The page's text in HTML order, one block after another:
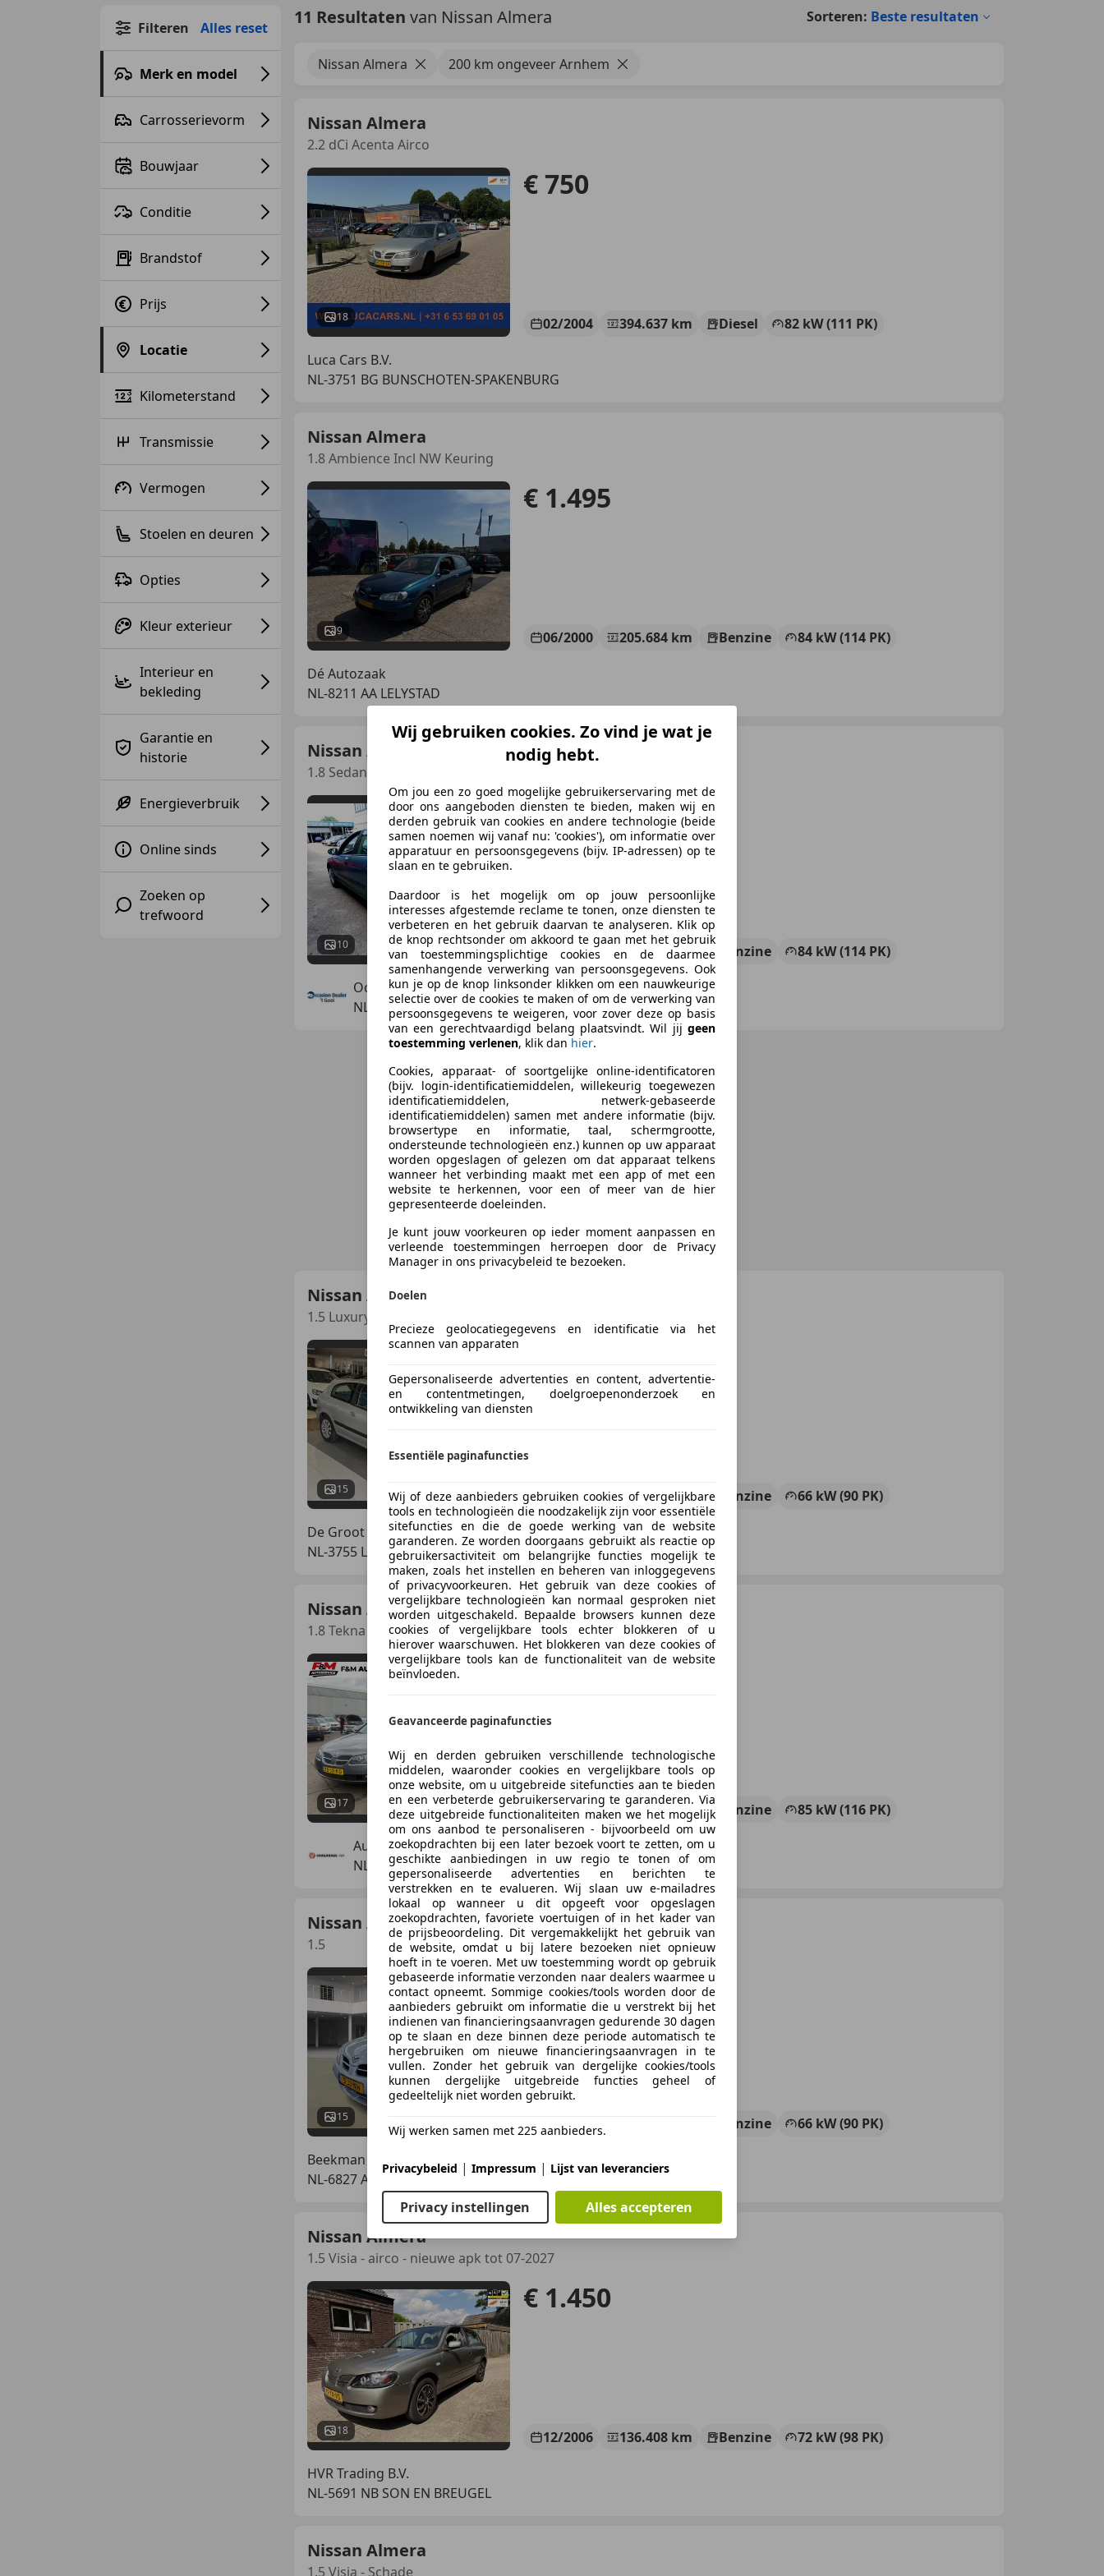
Filteren Alles reset
Merk en model
Carrosserievorm
Bouwjaar
Conditie
Brandstof
Prijs
Locatie
Kilometerstand
Transmissie
Vermogen
Stoelen en deuren
Opties
Kleur exterieur
Interieur en
bekleding
Garantie en
historie
Energieverbruik
Online sinds
Zoeken op
trefwoord
11 Resultaten van Nissan Almera Sorteren: Beste resultaten
Nissan Almera 200 km ongeveer Arnhem
Nissan Almera
2.2 dCi Acenta Airco
18
€ 750
02/2004 394.637 km Diesel
82 kW (111 PK)
Luca Cars B.V.
NL-3751 BG BUNSCHOTEN-SPAKENBURG
Nissan Almera
1.8 Ambience Incl NW Keuring
9
€ 1.495
06/2000 205.684 km Benzine
84 kW (114 PK)
Dé Autozaak
NL-8211 AA LELYSTAD
Nissan Almera
1.8 Sedan Automaat Airco EXPORT ZO MEENEMEN
10
€ 1.695
09/2001 225.996 km Benzine
84 kW (114 PK)
Occasiondealer 't Gooi
NL-1241 CW KORTENHOEF
Nissan Almera
1.5 Luxury Airco, Trekhaak, Stuurbekrachtiging
15 05/2000 263.264 km Benzine
66 kW (90 PK)
De Groot Exceptional Motor Cars B.V.
NL-3755 LC EEMNES
Nissan Almera
1.8 Tekna Airco, radio, trekhaak
17
€ 1.950
10/2002 244.226 km Benzine
85 kW (116 PK)
Autoservice Vakgarage F.M. Auto's
NL-2391 PZ HAZERSWOUDE-DORP
Nissan Almera
1.5
15
€ 1.500
05/2002 Benzine
66 kW (90 PK)
Beekman Auto's
NL-6827 AT ARNHEM
Nissan Almera
1.5 Visia - airco - nieuwe apk tot 07-2027
18
€ 1.450
12/2006 136.408 km Benzine
72 kW (98 PK)
HVR Trading B.V.
NL-5691 NB SON EN BREUGEL
Nissan Almera
1.5 Visia - Schade
Wij gebruiken cookies. Zo vind je wat je
nodig hebt.
Om jou een zo goed mogelijke gebruikerservaring met de
door ons aangeboden diensten te bieden, maken wij en
derden gebruik van cookies en andere technologie (beide
samen noemen wij vanaf nu: 'cookies'), om informatie over
apparatuur en persoonsgegevens (bijv. IP-adressen) op te
slaan en te gebruiken.
Daardoor is het mogelijk om op jouw persoonlijke
interesses afgestemde reclame te tonen, onze diensten te
verbeteren en het gebruik daarvan te analyseren. Klik op
de knop rechtsonder om akkoord te gaan met het gebruik
van toestemmingsplichtige cookies en de daarmee
samenhangende verwerking van persoonsgegevens. Ook
kun je op de knop linksonder klikken om een nauwkeurige
selectie over de cookies te maken of om de verwerking van
persoonsgegevens te weigeren, voor zover deze op basis
van een gerechtvaardigd belang plaatsvindt. Wil jij geen
toestemming verlenen, klik dan hier.
Cookies, apparaat- of soortgelijke online-identificatoren
(bijv. login-identificatiemiddelen, willekeurig toegewezen
identificatiemiddelen, netwerk-gebaseerde
identificatiemiddelen) samen met andere informatie (bijv.
browsertype en informatie, taal, schermgrootte,
ondersteunde technologieën enz.) kunnen op uw apparaat
worden opgeslagen of gelezen om dat apparaat telkens
wanneer het verbinding maakt met een app of met een
website te herkennen, voor een of meer van de hier
gepresenteerde doeleinden.
Je kunt jouw voorkeuren op ieder moment aanpassen en
verleende toestemmingen herroepen door de Privacy
Manager in ons privacybeleid te bezoeken.
Doelen
Precieze geolocatiegegevens en identificatie via het
scannen van apparaten
Gepersonaliseerde advertenties en content, advertentie-
en contentmetingen, doelgroepenonderzoek en
ontwikkeling van diensten
Essentiële paginafuncties
Wij of deze aanbieders gebruiken cookies of vergelijkbare
tools en technologieën die noodzakelijk zijn voor essentiële
sitefuncties en die de goede werking van de website
garanderen. Ze worden doorgaans gebruikt als reactie op
gebruikersactiviteit om belangrijke functies mogelijk te
maken, zoals het instellen en beheren van inloggegevens
of privacyvoorkeuren. Het gebruik van deze cookies of
vergelijkbare technologieën kan normaal gesproken niet
worden uitgeschakeld. Bepaalde browsers kunnen deze
cookies of vergelijkbare tools echter blokkeren of u
hierover waarschuwen. Het blokkeren van deze cookies of
vergelijkbare tools kan de functionaliteit van de website
beïnvloeden.
Geavanceerde paginafuncties
Wij en derden gebruiken verschillende technologische
middelen, waaronder cookies en vergelijkbare tools op
onze website, om u uitgebreide sitefuncties aan te bieden
en een verbeterde gebruikerservaring te garanderen. Via
deze uitgebreide functionaliteiten maken we het mogelijk
om ons aanbod te personaliseren - bijvoorbeeld om uw
zoekopdrachten bij een later bezoek voort te zetten, om u
geschikte aanbiedingen in uw regio te tonen of om
gepersonaliseerde advertenties en berichten te
verstrekken en te evalueren. Wij slaan uw e-mailadres
lokaal op wanneer u dit opgeeft voor opgeslagen
zoekopdrachten, favoriete voertuigen of in het kader van
de prijsbeoordeling. Dit vergemakkelijkt het gebruik van
de website, omdat u bij latere bezoeken niet opnieuw
hoeft in te voeren. Met uw toestemming wordt op gebruik
gebaseerde informatie verzonden naar dealers waarmee u
contact opneemt. Sommige cookies/tools worden door de
aanbieders gebruikt om informatie die u verstrekt bij het
indienen van financieringsaanvragen gedurende 30 dagen
op te slaan en deze binnen deze periode automatisch te
hergebruiken om nieuwe financieringsaanvragen in te
vullen. Zonder het gebruik van dergelijke cookies/tools
kunnen dergelijke uitgebreide functies geheel of
gedeeltelijk niet worden gebruikt.
Wij werken samen met 225 aanbieders.
Privacybeleid | Impressum | Lijst van leveranciers
Privacy instellingen Alles accepteren